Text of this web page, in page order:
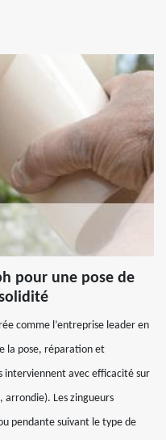
pour une pose de
comme l’entreprise leader en
la pose, réparation et
interviennent avec efficacité sur
Les zingueurs
pendante suivant le type de